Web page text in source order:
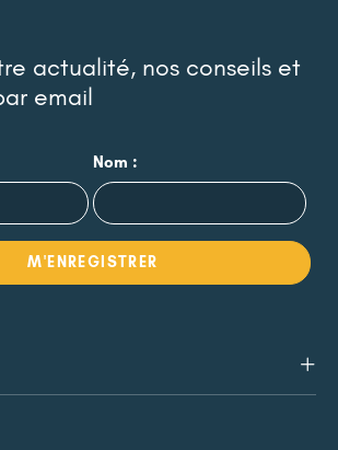
actualité, nos conseils et
email
Nom :